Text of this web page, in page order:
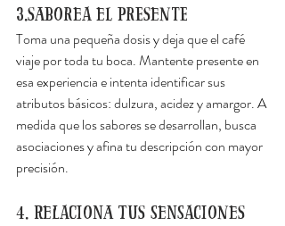
3.Saborea el presente
Toma una pequeña dosis y deja que el café
viaje por toda tu boca. Mantente presente en
esa experiencia e intenta identificar sus
atributos básicos: dulzura, acidez y amargor. A
medida que los sabores se desarrollan, busca
asociaciones y afina tu descripción con mayor
precisión.
4. Relaciona tus sensaciones